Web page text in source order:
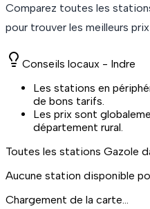
Comparez toutes les
pour trouver les meilleurs
Conseils locaux - Indre
Les stations en
de bons tarifs.
Les prix sont
département rural.
Toutes les stations Gazole
Aucune station disponible
Chargement de la carte...